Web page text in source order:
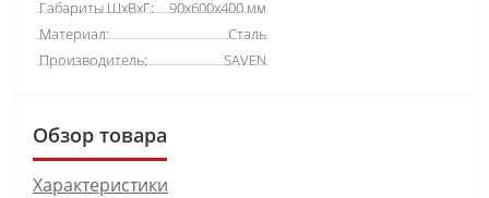
Габариты ШхВхГ:
90х600х400 мм
Материал:
Сталь
Производитель:
SAVEN
Обзор товара
Характеристики